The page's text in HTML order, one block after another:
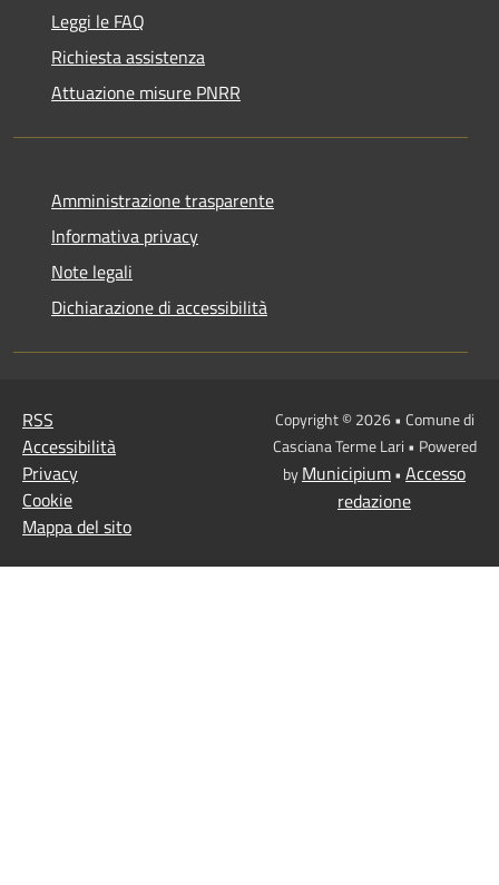
Leggi le FAQ
Richiesta assistenza
Attuazione misure PNRR
Amministrazione trasparente
Informativa privacy
Note legali
Dichiarazione di accessibilità
RSS
Accessibilità
Privacy
Cookie
Mappa del sito
Copyright © 2026 • Comune di
Casciana Terme Lari • Powered
byMunicipium• Accesso
redazione